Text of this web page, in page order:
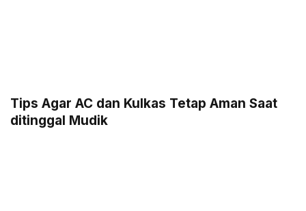
Tips Agar AC dan Kulkas Tetap Aman Saat
ditinggal Mudik